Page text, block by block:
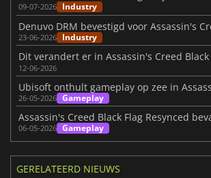
09-07-2026 Industry
23-06-2026 Industry
12-06-2026
26-05-2026 Gameplay
06-05-2026 Gameplay
GERELATEERD NIEUWS